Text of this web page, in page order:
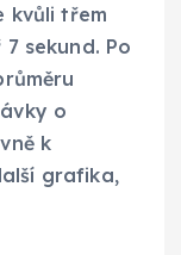
kvůli třem
sekund. Po
o
k
grafika,